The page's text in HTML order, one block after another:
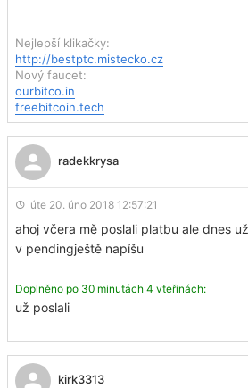
Nejlepší klikačky:
http://bestptc.mistecko.cz
Nový faucet:
ourbitco.in
freebitcoin.tech
radekkrysa
úte 20. úno 2018 12:57:21
ahoj včera mě poslali platbu ale dnes
v pendingještě napíšu
Doplněno po 30 minutách 4 vteřinách:
už poslali
kirk3313